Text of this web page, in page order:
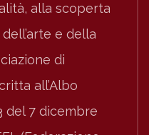
alla scoperta
e della
di
all’Albo
del 7 dicembre